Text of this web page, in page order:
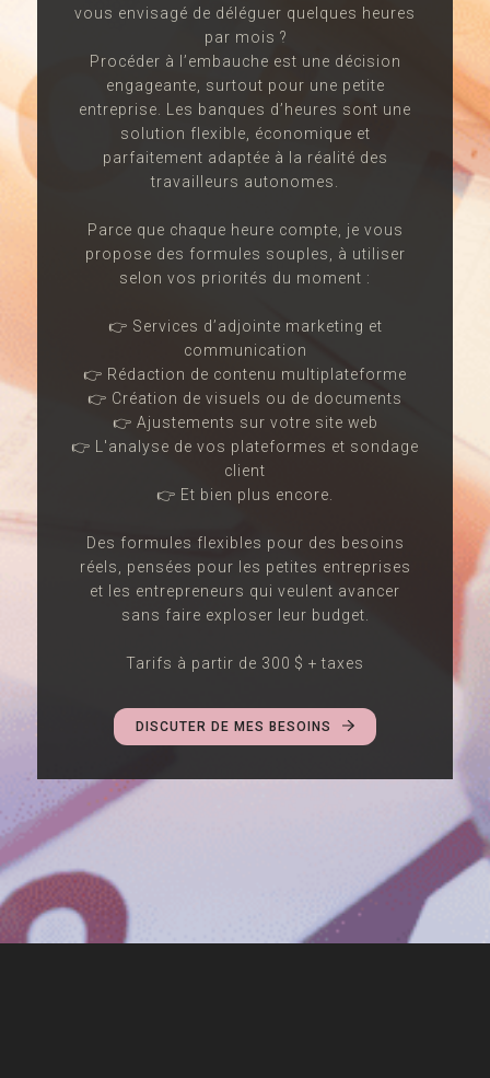
vous envisagé de déléguer quelques heures
par mois ?
Procéder à l’embauche est une décision
engageante, surtout pour une petite
entreprise. Les banques d’heures sont une
solution flexible, économique et
parfaitement adaptée à la réalité des
travailleurs autonomes.
Parce que chaque heure compte, je vous
propose des formules souples, à utiliser
selon vos priorités du moment :
👉 Services d’adjointe marketing et
communication
👉 Rédaction de contenu multiplateforme
👉 Création de visuels ou de documents
👉 Ajustements sur votre site web
👉 L'analyse de vos plateformes et sondage
client
👉 Et bien plus encore.
Des formules flexibles pour des besoins
réels, pensées pour les petites entreprises
et les entrepreneurs qui veulent avancer
sans faire exploser leur budget.
Tarifs à partir de 300 $ + taxes
DISCUTER DE MES BESOINS